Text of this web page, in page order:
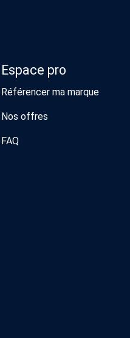
Espace pro
Référencer ma marque
Nos offres
FAQ